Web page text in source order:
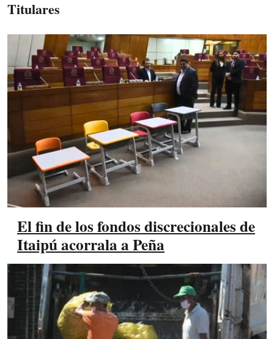
Titulares
El fin de los fondos discrecionales de
Itaipú acorrala a Peña